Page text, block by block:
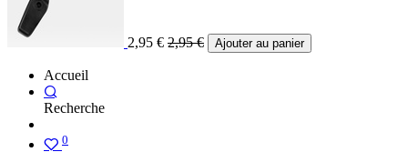
2,95 € 2,95€ Ajouter au panier
Accueil
Recherche
0